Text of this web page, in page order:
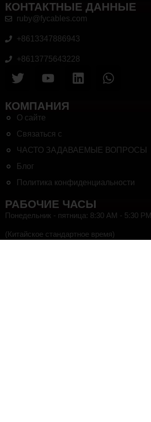
КОНТАКТНЫЕ ДАННЫЕ
ruby@fycables.com
+8613347886943
+8613775643228
КОМПАНИЯ
О сайте
Связаться с
ЧАСТО ЗАДАВАЕМЫЕ ВОПРОСЫ
Блог
Политика конфиденциальности
РАБОЧИЕ ЧАСЫ
Понедельник - пятница: 8:30 AM - 5:30 PM
(Китайское стандартное время)